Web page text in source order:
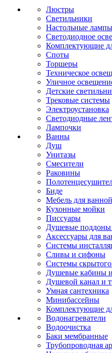
Люстры
Светильники
Настольные лампы
Светодиодное
Комплектующие
Споты
Торшеры
Техническое
Уличное
Детские
Трековые системы
Электроустановка
Светодиодные
Лампочки
Ванны
Душ
Унитазы
Смесители
Раковины
Биде
Мебель для
Кухонные мойки
Писсуары
Душевые поддоны
Аксессуары для
Системы
Сливы и сифоны
Системы
Душевые кабины
Душевой канал и
Умная сантехника
Минибассейны
Комплектующие
Водонагреватели
Водоочистка
Баки мембранные
Трубопроводная